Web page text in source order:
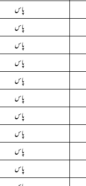
پاس
پاس
پاس
پاس
پاس
پاس
پاس
پاس
پاس
پاس